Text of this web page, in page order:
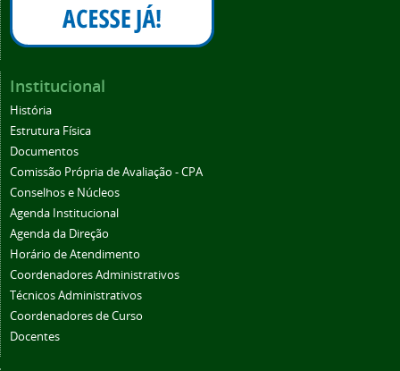
Institucional
História
Estrutura Física
Documentos
Comissão Própria de Avaliação - CPA
Conselhos e Núcleos
Agenda Institucional
Agenda da Direção
Horário de Atendimento
Coordenadores Administrativos
Técnicos Administrativos
Coordenadores de Curso
Docentes